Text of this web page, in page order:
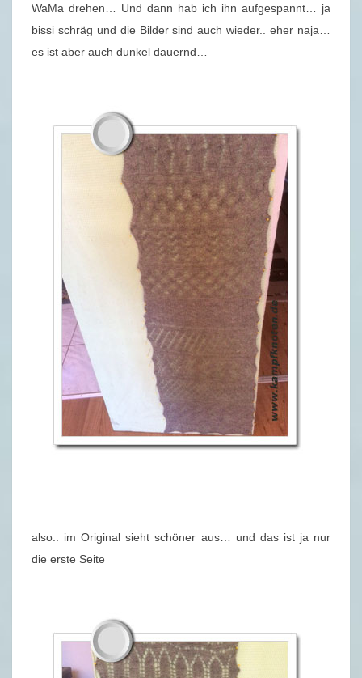
S
C
H
A
L
WaMa drehen… Und dann hab ich ihn aufgespannt… ja
bissi schräg und die Bilder sind auch wieder.. eher naja…
es ist aber auch dunkel dauernd…
also.. im Original sieht schöner aus… und das ist ja nur
die erste Seite